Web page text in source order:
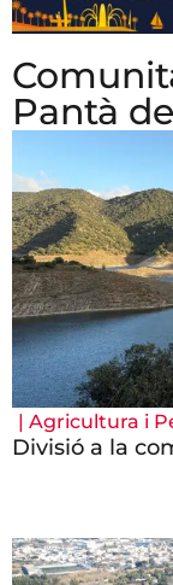
Pantà
| Agricultura i
Divisió a la